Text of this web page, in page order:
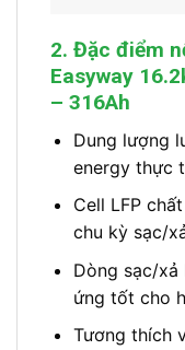
2. Đặc điểm
Easyway
– 316Ah
Dung lượng
energy thực
Cell LFP
chu kỳ sạc/
Dòng sạc/xả
ứng tốt cho
Tương thích